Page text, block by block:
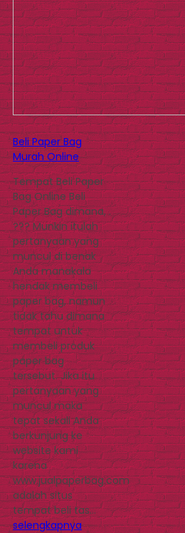
Beli Paper Bag
Murah Online
Tempat Beli Paper
Bag Online Beli
Paper Bag dimana, .
??? Munkin itulah
pertanyaan yang
muncul di benak
Anda manakala
hendak membeli
paper bag, namun
tidak tahu dimana
tempat untuk
membeli produk
paper bag
tersebut. Jika itu
pertanyaan yang
muncul maka
tepat sekali Anda
berkunjung ke
website kami
karena
www.jualpaperbag.com
adalah situs
tempat beli tas…
selengkapnya